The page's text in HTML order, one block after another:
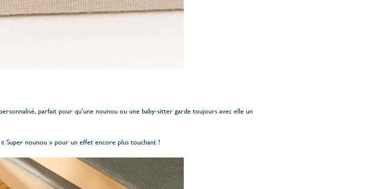
parfait pour qu’une nounou ou une baby-sitter garde toujours avec elle un
Super nounou » pour un effet encore plus touchant !